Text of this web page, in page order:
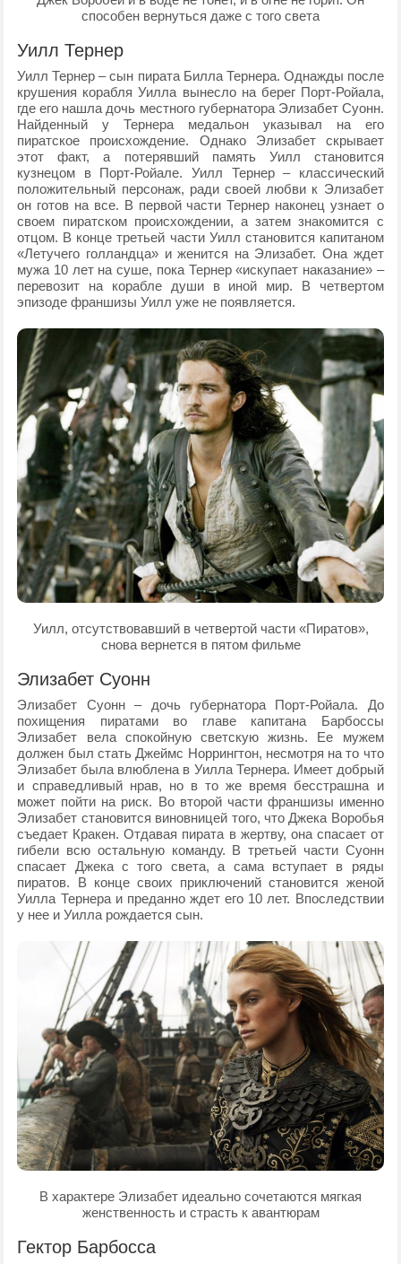
способен вернуться даже с того света
Уилл Тернер
Уилл Тернер – сын пирата Билла Тернера. Однажды после
крушения корабля Уилла вынесло на берег Порт-Ройала,
где его нашла дочь местного губернатора Элизабет Суонн.
Найденный у Тернера медальон указывал на его
пиратское происхождение. Однако Элизабет скрывает
этот факт, а потерявший память Уилл становится
кузнецом в Порт-Ройале. Уилл Тернер – классический
положительный персонаж, ради своей любви к Элизабет
он готов на все. В первой части Тернер наконец узнает о
своем пиратском происхождении, а затем знакомится с
отцом. В конце третьей части Уилл становится капитаном
«Летучего голландца» и женится на Элизабет. Она ждет
мужа 10 лет на суше, пока Тернер «искупает наказание» –
перевозит на корабле души в иной мир. В четвертом
эпизоде франшизы Уилл уже не появляется.
Уилл, отсутствовавший в четвертой части «Пиратов»,
снова вернется в пятом фильме
Элизабет Суонн
Элизабет Суонн – дочь губернатора Порт-Ройала. До
похищения пиратами во главе капитана Барбоссы
Элизабет вела спокойную светскую жизнь. Ее мужем
должен был стать Джеймс Норрингтон, несмотря на то что
Элизабет была влюблена в Уилла Тернера. Имеет добрый
и справедливый нрав, но в то же время бесстрашна и
может пойти на риск. Во второй части франшизы именно
Элизабет становится виновницей того, что Джека Воробья
съедает Кракен. Отдавая пирата в жертву, она спасает от
гибели всю остальную команду. В третьей части Суонн
спасает Джека с того света, а сама вступает в ряды
пиратов. В конце своих приключений становится женой
Уилла Тернера и преданно ждет его 10 лет. Впоследствии
у нее и Уилла рождается сын.
В характере Элизабет идеально сочетаются мягкая
женственность и страсть к авантюрам
Гектор Барбосса